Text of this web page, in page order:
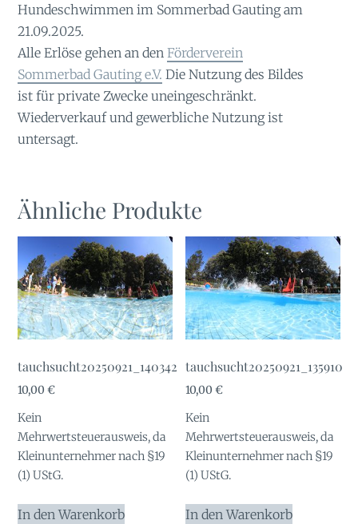
Hundeschwimmen im Sommerbad Gauting am
21.09.2025.
Alle Erlöse gehen an denFörderverein
Sommerbad Gauting e.V. Die Nutzung des Bildes
ist für private Zwecke uneingeschränkt.
Wiederverkauf und gewerbliche Nutzung ist
untersagt.
Ähnliche Produkte
tauchsucht20250921_140342
10,00€
Kein
Mehrwertsteuerausweis, da
Kleinunternehmer nach §19
(1) UStG.
In den Warenkorb
tauchsucht20250921_135910
10,00€
Kein
Mehrwertsteuerausweis, da
Kleinunternehmer nach §19
(1) UStG.
In den Warenkorb